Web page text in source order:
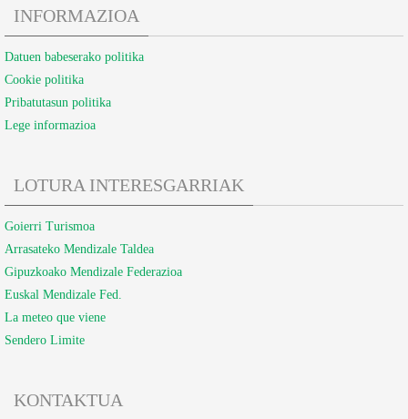
INFORMAZIOA
Datuen babeserako politika
Cookie politika
Pribatutasun politika
Lege informazioa
LOTURA INTERESGARRIAK
Goierri Turismoa
Arrasateko Mendizale Taldea
Gipuzkoako Mendizale Federazioa
Euskal Mendizale Fed.
La meteo que viene
Sendero Limite
KONTAKTUA